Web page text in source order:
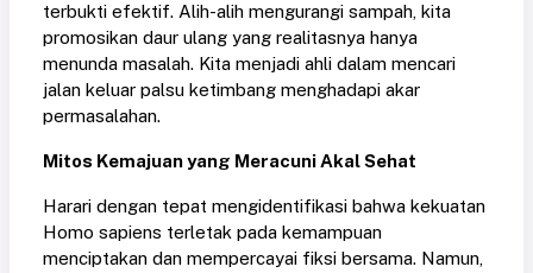
terbukti efektif. Alih-alih mengurangi sampah, kita
promosikan daur ulang yang realitasnya hanya
menunda masalah. Kita menjadi ahli dalam mencari
jalan keluar palsu ketimbang menghadapi akar
permasalahan.
Mitos Kemajuan yang Meracuni Akal Sehat
Harari dengan tepat mengidentifikasi bahwa kekuatan
Homo sapiens terletak pada kemampuan
menciptakan dan mempercayai fiksi bersama. Namun,